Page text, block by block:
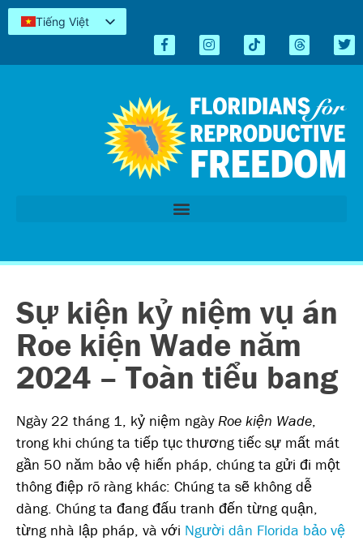
Tiếng Việt
Español
Sự kiện kỷ niệm vụ án
Roe kiện Wade năm
2024 – Toàn tiểu bang
Ngày 22 tháng 1, kỷ niệm ngàyRoe kiện Wade,
trong khi chúng ta tiếp tục thương tiếc sự mất mát
gần 50 năm bảo vệ hiến pháp, chúng ta gửi đi một
thông điệp rõ ràng khác: Chúng ta sẽ không dễ
dàng. Chúng ta đang đấu tranh đến từng quận,
từng nhà lập pháp, và với Người dân Florida bảo vệ